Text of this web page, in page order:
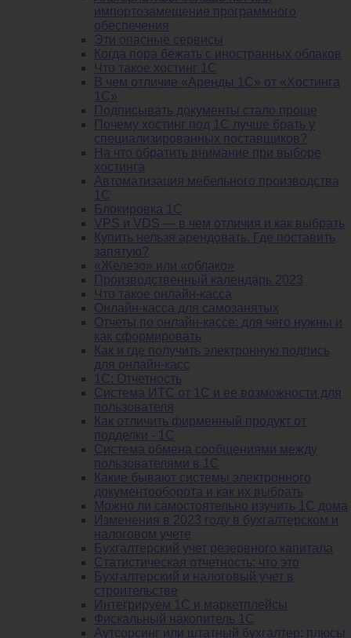
импортозамещение программного
обеспечения
Эти опасные сервисы
Когда пора бежать с иностранных облаков
Что такое хостинг 1С
В чем отличие «Аренды 1С» от «Хостинга
1С»
Подписывать документы стало проще
Почему хостинг под 1С лучше брать у
специализированных поставщиков?
На что обратить внимание при выборе
хостинга
Автоматизация мебельного производства
1С
Блокировка 1С
VPS и VDS — в чем отличия и как выбрать
Купить нельзя арендовать. Где поставить
запятую?
«Железо» или «облако»
Производственный календарь 2023
Что такое онлайн-касса
Онлайн-касса для самозанятых
Отчеты по онлайн-кассе: для чего нужны и
как сформировать
Как и где получить электронную подпись
для онлайн-касс
1С: Отчетность
Система ИТС от 1С и ее возможности для
пользователя
Как отличить фирменный продукт от
подделки - 1С
Система обмена сообщениями между
пользователями в 1С
Какие бывают системы электронного
документооборота и как их выбрать
Можно ли самостоятельно изучить 1С дома
Изменения в 2023 году в бухгалтерском и
налоговом учете
Бухгалтерский учет резервного капитала
Статистическая отчетность: что это
Бухгалтерский и налоговый учет в
строительстве
Интегрируем 1С и маркетплейсы
Фискальный накопитель 1С
Аутсорсинг или штатный бухгалтер: плюсы